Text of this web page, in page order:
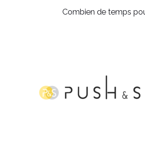
Article
Combien de temps